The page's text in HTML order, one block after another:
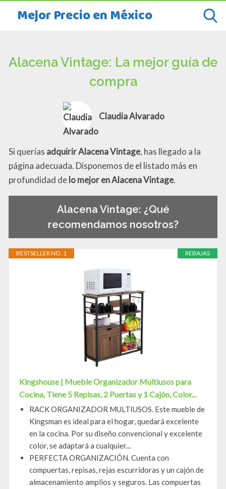
Mejor Precio en México
Alacena Vintage: La mejor guía de
compra
Claudia Alvarado
Si querías adquirir Alacena Vintage, has llegado a la
página adecuada. Disponemos de el listado más en
profundidad delo mejor en Alacena Vintage.
Alacena Vintage: ¿Qué
recomendamos nosotros?
REBAJAS
BESTSELLER NO. 1
Kingshouse | Mueble Organizador Multiusos para
Cocina, Tiene 5 Repisas, 2 Puertas y 1 Cajón, Color...
RACK ORGANIZADOR MULTIUSOS. Este mueble de
Kingsman es ideal para el hogar, quedará excelente
en la cocina. Por su diseño convencional y excelente
color, se adaptará a cualquier...
PERFECTA ORGANIZACIÓN. Cuenta con
compuertas, repisas, rejas escurridoras y un cajón de
almacenamiento amplios y seguros. Las compuertas